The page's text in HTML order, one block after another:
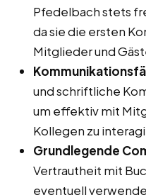
Pfedelbach stets
da sie die ersten
Mitglieder und
und schriftliche
um effektiv mit
Kollegen zu
Grundlegende
Vertrautheit mit
eventuell